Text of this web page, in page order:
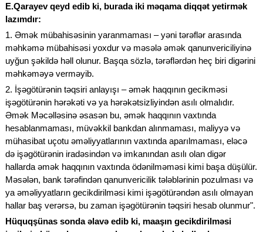
E.Qarayev qeyd edib ki, burada iki məqama diqqət yetirmək
lazımdır:
1. Əmək mübahisəsinin yaranmaması – yəni tərəflər arasında
məhkəmə mübahisəsi yoxdur və məsələ əmək qanunvericiliyinə
uyğun şəkildə həll olunur. Başqa sözlə, tərəflərdən heç biri digərini
məhkəməyə verməyib.
2. İşəgötürənin təqsiri anlayışı – əmək haqqının gecikməsi
işəgötürənin hərəkəti və ya hərəkətsizliyindən asılı olmalıdır.
Əmək Məcəlləsinə əsasən bu, əmək haqqının vaxtında
hesablanmaması, müvəkkil bankdan alınmaması, maliyyə və
mühasibat uçotu əməliyyatlarının vaxtında aparılmaması, eləcə
də işəgötürənin iradəsindən və imkanından asılı olan digər
hallarda əmək haqqının vaxtında ödənilməməsi kimi başa düşülür.
Məsələn, bank tərəfindən qanunvericilik tələblərinin pozulması və
ya əməliyyatların gecikdirilməsi kimi işəgötürəndən asılı olmayan
hallar baş verərsə, bu zaman işəgötürənin təqsiri hesab olunmur".
Hüquqşünas sonda əlavə edib ki, maaşın gecikdirilməsi